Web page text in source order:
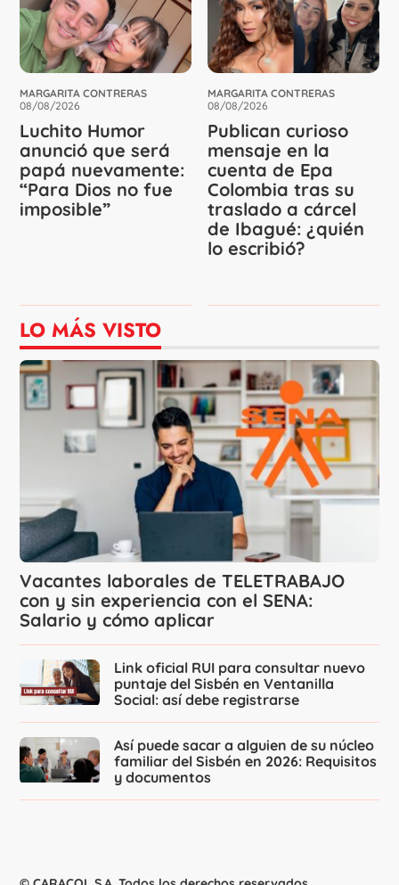
MARGARITA CONTRERAS
08/08/2026
Luchito Humor
anunció que será
papá nuevamente:
“Para Dios no fue
imposible”
MARGARITA CONTRERAS
08/08/2026
Publican curioso
mensaje en la
cuenta de Epa
Colombia tras su
traslado a cárcel
de Ibagué: ¿quién
lo escribió?
LO MÁS VISTO
Vacantes laborales de TELETRABAJO
con y sin experiencia con el SENA:
Salario y cómo aplicar
Link oficial RUI para consultar nuevo
puntaje del Sisbén en Ventanilla
Social: así debe registrarse
Así puede sacar a alguien de su núcleo
familiar del Sisbén en 2026: Requisitos
y documentos